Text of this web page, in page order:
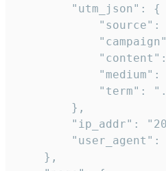
        "utm_json": {
"source":
"medium":
"term":
        },
"ip_addr":
    },